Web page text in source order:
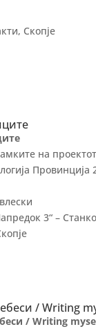
Скопје
на
Провинција
3“ –
/ Writing
/ Writing